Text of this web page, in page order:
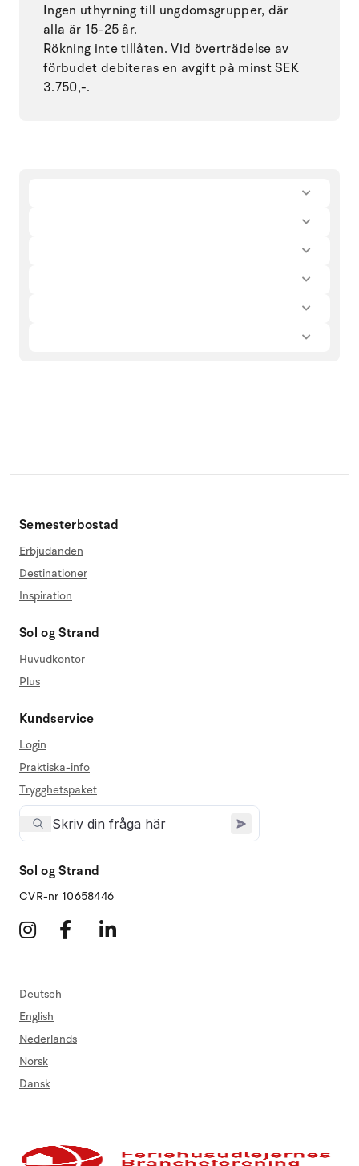
Ingen uthyrning till ungdomsgrupper, där
alla är 15-25 år.
Rökning inte tillåten. Vid överträdelse av
förbudet debiteras en avgift på minst SEK
3.750,-.
Semesterbostad
Erbjudanden
Destinationer
Inspiration
Sol og Strand
Huvudkontor
Plus
Kundservice
Login
Praktiska-info
Trygghetspaket
Sol og Strand
CVR-nr 10658446
Deutsch
English
Nederlands
Norsk
Dansk